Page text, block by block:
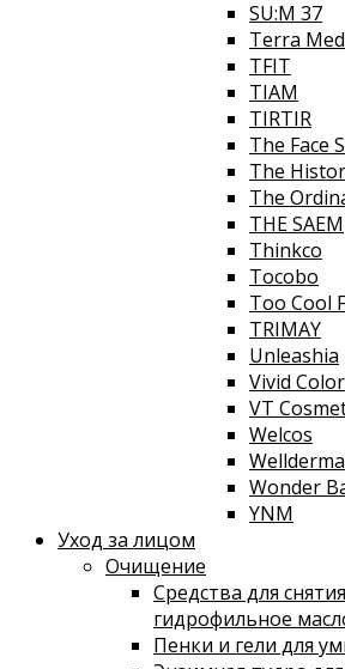
SU:M 37
Terra
TFIT
TIAM
TIRTIR
The Face
The
The
THE SAEM
Thinkco
Tocobo
Too Cool
TRIMAY
Unleashia
Vivid Color
VT
Welcos
Wellderma
Wonder
YNM
Уход за лицом
Очищение
Средства для
гидрофильное
Пенки и гели для